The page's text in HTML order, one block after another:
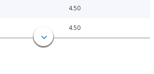
4.50
4.50